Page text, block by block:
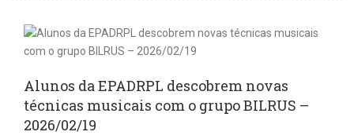
Alunos da EPADRPL descobrem novas
técnicas musicais com o grupo BILRUS –
2026/02/19